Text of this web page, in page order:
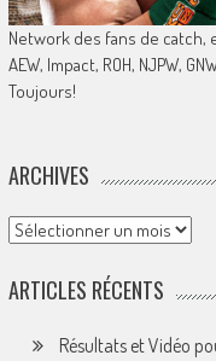
Network des fans de catch,
AEW, Impact, ROH, NJPW,
Toujours!
ARCHIVES
Archives
ARTICLES RÉCENTS
Résultats et Vidéo